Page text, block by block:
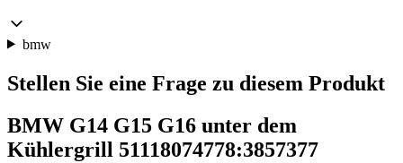
bmw
Stellen Sie eine Frage zu diesem Produkt
BMW G14 G15 G16 unter dem
Kühlergrill 51118074778:3857377